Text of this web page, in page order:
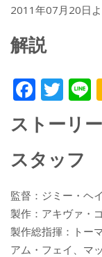
2011年07月20日
解説
F
ac
e
b
o
k
T
w
itt
er
e
ストーリー
スタッフ
監督：ジミー・ヘ
製作：アキヴァ・
製作総指揮：トー
アム・フェイ、マ